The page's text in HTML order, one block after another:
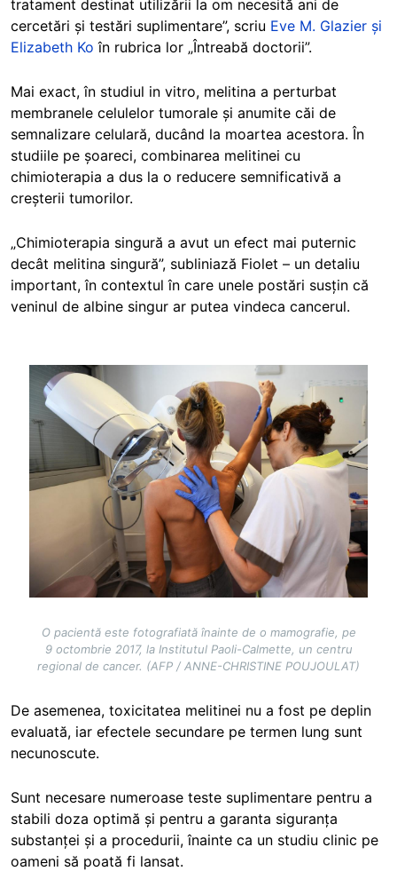
tratament destinat utilizării la om necesită ani de
cercetări și testări suplimentare”, scriu Eve M. Glazier și
Elizabeth Ko în rubrica lor „Întreabă doctorii”.
Mai exact, în studiul in vitro, melitina a perturbat
membranele celulelor tumorale și anumite căi de
semnalizare celulară, ducând la moartea acestora. În
studiile pe șoareci, combinarea melitinei cu
chimioterapia a dus la o reducere semnificativă a
creșterii tumorilor.
„Chimioterapia singură a avut un efect mai puternic
decât melitina singură”, subliniază Fiolet – un detaliu
important, în contextul în care unele postări susțin că
veninul de albine singur ar putea vindeca cancerul.
Image
O pacientă este fotografiată înainte de o mamografie, pe
9 octombrie 2017, la Institutul Paoli-Calmette, un centru
regional de cancer. (AFP / ANNE-CHRISTINE POUJOULAT)
De asemenea, toxicitatea melitinei nu a fost pe deplin
evaluată, iar efectele secundare pe termen lung sunt
necunoscute.
Sunt necesare numeroase teste suplimentare pentru a
stabili doza optimă și pentru a garanta siguranța
substanței și a procedurii, înainte ca un studiu clinic pe
oameni să poată fi lansat.